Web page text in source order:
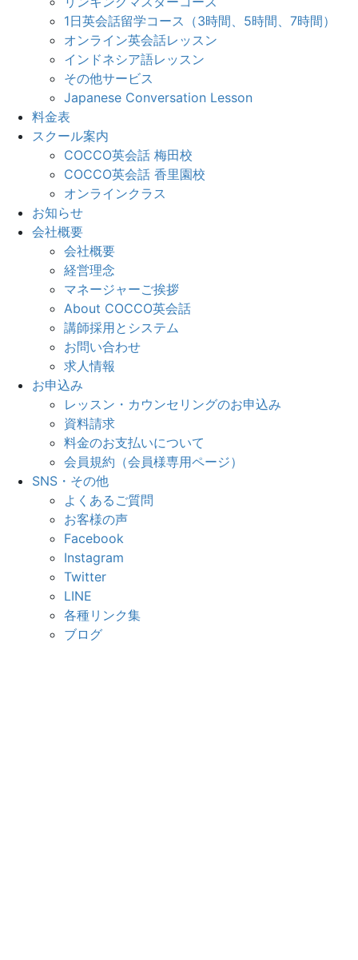
1日英会話留学コース（3時間、5時間、7時間）
オンライン英会話レッスン
インドネシア語レッスン
その他サービス
Japanese Conversation Lesson
料金表
スクール案内
COCCO英会話 梅田校
COCCO英会話 香里園校
オンラインクラス
お知らせ
会社概要
会社概要
経営理念
マネージャーご挨拶
About COCCO英会話
講師採用とシステム
お問い合わせ
求人情報
お申込み
レッスン・カウンセリングのお申込み
資料請求
料金のお支払いについて
会員規約（会員様専用ページ）
SNS・その他
よくあるご質問
お客様の声
Facebook
Instagram
Twitter
LINE
各種リンク集
ブログ